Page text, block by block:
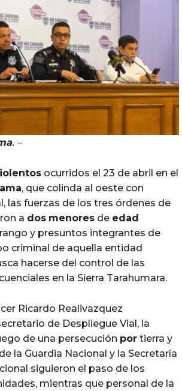
. –
ocurridos el 23 de abril en el
, que colinda al oeste con
las fuerzas de los tres órdenes de
a dos menores de edad
y presuntos integrantes de
criminal de aquella entidad
hacerse del control de las
en la Sierra Tarahumara.
Ricardo Realivazquez
de Despliegue Vial, la
de una persecución por tierra y
la Guardia Nacional y la Secretaría
siguieron el paso de los
mientras que personal de la